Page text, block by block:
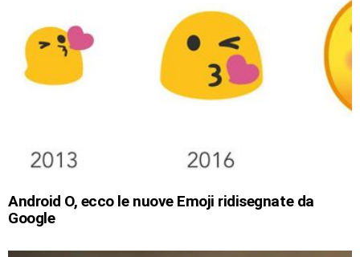
Android O, ecco le nuove Emoji ridisegnate da
Google